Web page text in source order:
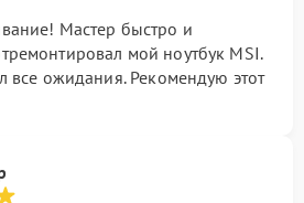
Мастер быстро и
мой ноутбук MSI.
все ожидания. Рекомендую этот